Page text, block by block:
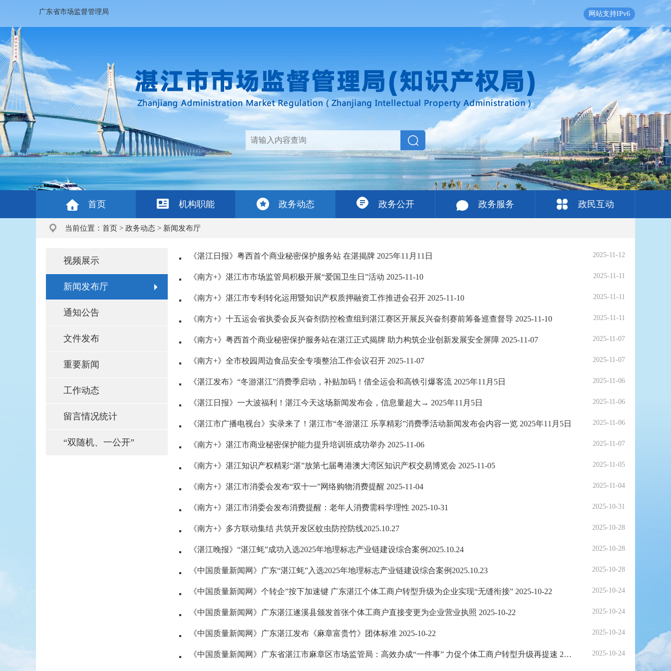
广东省市场监督管理局 网站支持IPv6
首页 机构职能 政务动态 政务公开 政务服务 政民互动
当前位置： 首页 > 政务动态 > 新闻发布厅
视频展示
新闻发布厅
通知公告
文件发布
重要新闻
工作动态
留言情况统计
“双随机、一公开”
《湛江日报》粤西首个商业秘密保护服务站 在湛揭牌 2025年11月11日 2025-11-12
《南方+》湛江市市场监管局积极开展“爱国卫生日”活动 2025-11-10 2025-11-11
《南方+》湛江市专利转化运用暨知识产权质押融资工作推进会召开 2025-11-10 2025-11-11
《南方+》十五运会省执委会反兴奋剂防控检查组到湛江赛区开展反兴奋剂赛前筹备巡查督导 2025-11-10 2025-11-11
《南方+》粤西首个商业秘密保护服务站在湛江正式揭牌 助力构筑企业创新发展安全屏障 2025-11-07 2025-11-07
《南方+》全市校园周边食品安全专项整治工作会议召开 2025-11-07 2025-11-07
《湛江发布》“冬游湛江”消费季启动，补贴加码！借全运会和高铁引爆客流 2025年11月5日 2025-11-06
《湛江日报》一大波福利！湛江今天这场新闻发布会，信息量超大→ 2025年11月5日 2025-11-06
《湛江市广播电视台》实录来了！湛江市“冬游湛江 乐享精彩”消费季活动新闻发布会内容一览 2025年11月5日 2025-11-06
《南方+》湛江市商业秘密保护能力提升培训班成功举办 2025-11-06 2025-11-07
《南方+》湛江知识产权精彩“湛”放第七届粤港澳大湾区知识产权交易博览会 2025-11-05 2025-11-05
《南方+》湛江市消委会发布“双十一”网络购物消费提醒 2025-11-04 2025-11-04
《南方+》湛江市消委会发布消费提醒：老年人消费需科学理性 2025-10-31 2025-10-31
《南方+》多方联动集结 共筑开发区蚊虫防控防线2025.10.27 2025-10-28
《湛江晚报》“湛江蚝”成功入选2025年地理标志产业链建设综合案例2025.10.24 2025-10-28
《中国质量新闻网》广东“湛江蚝”入选2025年地理标志产业链建设综合案例2025.10.23 2025-10-28
《中国质量新闻网》个转企”按下加速键 广东湛江个体工商户转型升级为企业实现“无缝衔接” 2025-10-22 2025-10-24
《中国质量新闻网》广东湛江遂溪县颁发首张个体工商户直接变更为企业营业执照 2025-10-22 2025-10-24
《中国质量新闻网》广东湛江发布《麻章富贵竹》团体标准 2025-10-22 2025-10-24
《中国质量新闻网》广东省湛江市麻章区市场监管局：高效办成“一件事” 力促个体工商户转型升级再提速 2025-10-22 2025-10-24